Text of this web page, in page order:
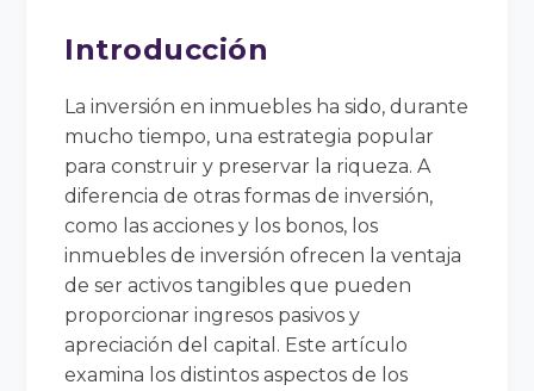
Introducción
La inversión en inmuebles ha sido, durante
mucho tiempo, una estrategia popular
para construir y preservar la riqueza. A
diferencia de otras formas de inversión,
como las acciones y los bonos, los
inmuebles de inversión ofrecen la ventaja
de ser activos tangibles que pueden
proporcionar ingresos pasivos y
apreciación del capital. Este artículo
examina los distintos aspectos de los